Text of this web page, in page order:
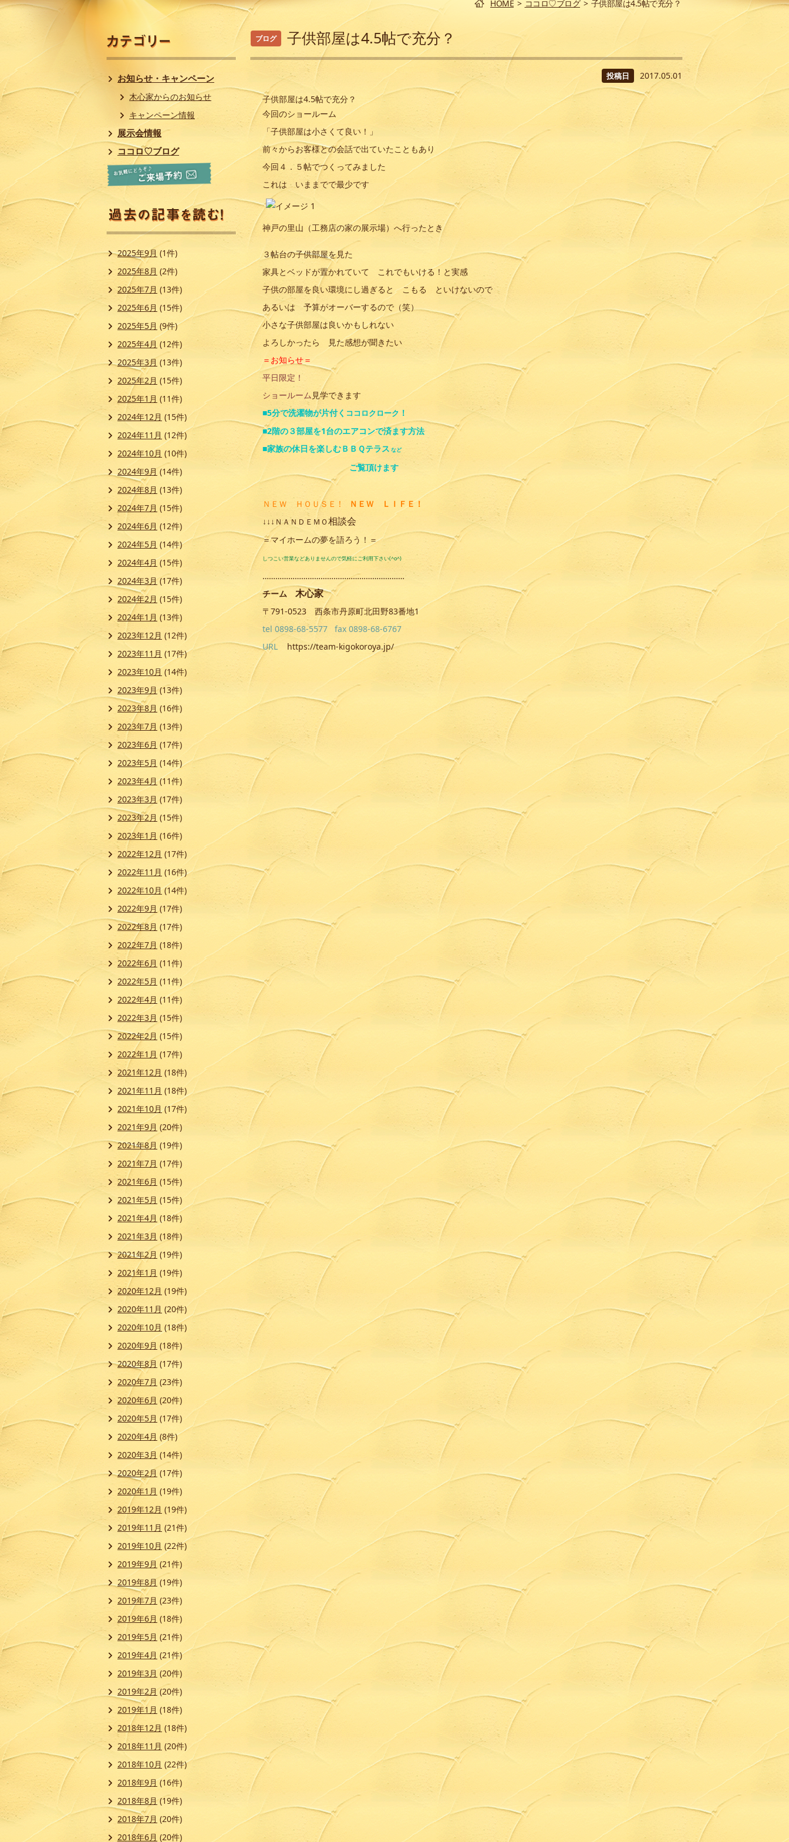
HOME > ココロ♡ブログ > 子供部屋は4.5帖で充分？
ブログ 子供部屋は4.5帖で充分？
投稿日 2017.05.01
子供部屋は4.5帖で充分？
今回のショールーム
「子供部屋は小さくて良い！」
前々からお客様との会話で出ていたこともあり
今回４．５帖でつくってみました
これは いままでで最少です
神戸の里山（工務店の家の展示場）へ行ったとき
３帖台の子供部屋を見た
家具とベッドが置かれていて これでもいける！と実感
子供の部屋を良い環境にし過ぎると こもる といけないので
あるいは 予算がオーバーするので（笑）
小さな子供部屋は良いかもしれない
よろしかったら 見た感想が聞きたい
＝お知らせ＝
平日限定！
ショールーム 見学できます
■5分で洗濯物が片付く ココロクローク ！
■2階の３部屋を1台のエアコンで済ます方法
■家族の休日を楽しむＢＢＱテラス など
ご覧頂けます
ＮＥＷ ＨＯＵＳＥ !
ＮＥＷ ＬＩＦＥ！
↓↓↓ ＮＡＮＤＥＭＯ相談会
＝マイホームの夢を語ろう！＝
しつこい営業などありませんので気軽にご利用下さい(^o^)
…………………………………………………………
チーム 木心家
〒791-0523 西条市丹原町北田野83番地1
tel 0898-68-5577 fax 0898-68-6767
URL https://team-kigokoroya.jp/
カテゴリー
お知らせ・キャンペーン
木心家からのお知らせ
キャンペーン情報
展示会情報
ココロ♡ブログ
過去の記事を読む
2025年9月 (1件)
2025年8月 (2件)
2025年7月 (13件)
2025年6月 (15件)
2025年5月 (9件)
2025年4月 (12件)
2025年3月 (13件)
2025年2月 (15件)
2025年1月 (11件)
2024年12月 (15件)
2024年11月 (12件)
2024年10月 (10件)
2024年9月 (14件)
2024年8月 (13件)
2024年7月 (15件)
2024年6月 (12件)
2024年5月 (14件)
2024年4月(15件)
2024年3月 (17件)
2024年2月 (15件)
2024年1月 (13件)
2023年12月 (12件)
2023年11月 (17件)
2023年10月 (14件)
2023年9月 (13件)
2023年8月 (16件)
2023年7月 (13件)
2023年6月 (17件)
2023年5月 (14件)
2023年4月(11件)
2023年3月 (17件)
2023年2月 (15件)
2023年1月 (16件)
2022年12月 (17件)
2022年11月 (16件)
2022年10月(14件)
2022年9月 (17件)
2022年8月 (17件)
2022年7月 (18件)
2022年6月 (11件)
2022年5月 (11件)
2022年4月 (11件)
2022年3月 (15件)
2022年2月 (15件)
2022年1月 (17件)
2021年12月 (18件)
2021年11月 (18件)
2021年10月(17件)
2021年9月 (20件)
2021年8月 (19件)
2021年7月 (17件)
2021年6月 (15件)
2021年5月 (15件)
2021年4月 (18件)
2021年3月 (18件)
2021年2月 (19件)
2021年1月 (19件)
2020年12月 (19件)
2020年11月 (20件)
2020年10月 (18件)
2020年9月 (18件)
2020年8月 (17件)
2020年7月 (23件)
2020年6月 (20件)
2020年5月 (17件)
2020年4月 (8件)
2020年3月 (14件)
2020年2月 (17件)
2020年1月 (19件)
2019年12月 (19件)
2019年11月 (21件)
2019年10月 (22件)
2019年9月 (21件)
2019年8月 (19件)
2019年7月 (23件)
2019年6月 (18件)
2019年5月 (21件)
2019年4月 (21件)
2019年3月 (20件)
2019年2月 (20件)
2019年1月 (18件)
2018年12月 (18件)
2018年11月 (20件)
2018年10月 (22件)
2018年9月(16件)
2018年8月 (19件)
2018年7月 (20件)
2018年6月 (20件)